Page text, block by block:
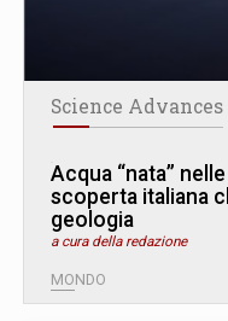
Science Advances
Acqua “nata”
scoperta italiana
geologia
a cura della redazione
MONDO